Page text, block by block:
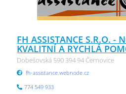
FH ASSISTANCE S.R.O. -
KVALITNÍ A RYCHLÁ
Dobešovská 590 394 94 Černovice
fh-assistance.webnode.cz
774 549 933